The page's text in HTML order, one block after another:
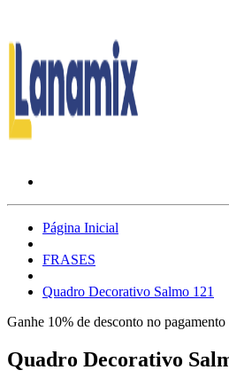
Página Inicial
FRASES
Quadro Decorativo Salmo 121
Ganhe 10% de desconto no
Quadro Decorativo